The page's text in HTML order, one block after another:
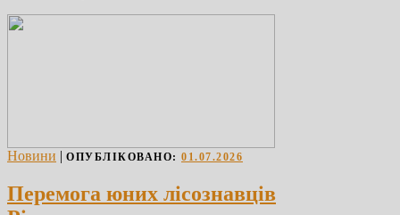
Новини | ОПУБЛІКОВАНО: 01.07.2026
Перемога юних лісознавців